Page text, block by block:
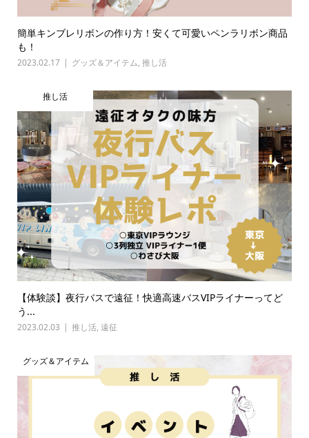
簡単キンブレリボンの作り方！安くて可愛いペンラリボン商品
も！
2023.02.17 グッズ＆アイテム, 推し活
推し活
【体験談】夜行バスで遠征！快適高速バスVIPライナーってど
う...
2023.02.03 推し活, 遠征
グッズ＆アイテム